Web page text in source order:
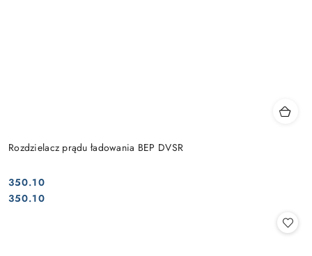
Rozdzielacz prądu ładowania BEP DVSR
Cena:
350.10
Cena:
350.10